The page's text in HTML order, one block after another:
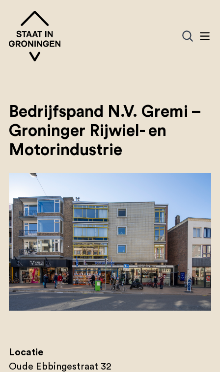
Bedrijfspand N.V. Gremi –
Groninger Rijwiel- en
Motorindustrie
Locatie
Oude Ebbingestraat 32